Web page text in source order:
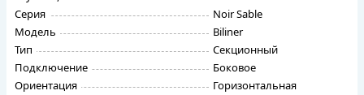
Серия
Noir Sable
Модель
Biliner
Тип
Секционный
Подключение
Боковое
Ориентация
Горизонтальная